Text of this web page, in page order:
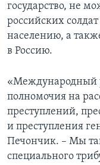
государство, не
российских
населению, а
в Россию.
«Международный
полномочия на
преступлений,
и преступления
Печончик. – Мы
специального